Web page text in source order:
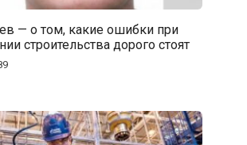
— о том, какие ошибки при
строительства дорого стоят